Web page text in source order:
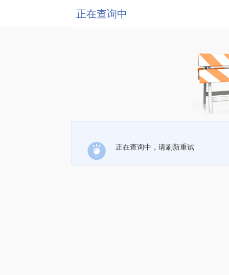
正在查询中
正在查询中，请刷新重试